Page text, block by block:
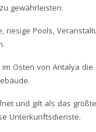
gewährleisten.
riesige Pools,
Osten von Antalya
und gilt als das
Unterkunftsdienste.